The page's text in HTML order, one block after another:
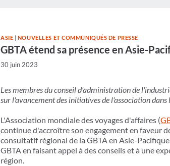
ASIE | NOUVELLES ET COMMUNIQUÉS DE PRESSE
GBTA étend sa présence en Asie-
30 juin 2023
Les membres du conseil d'administration de
sur l'avancement des initiatives de l'association dans
L'Association mondiale des voyages d'affaires (
continue d'accroître son engagement en faveur
consultatif régional de la GBTA en Asie-
GBTA en faisant appel à des conseils et à une
région.